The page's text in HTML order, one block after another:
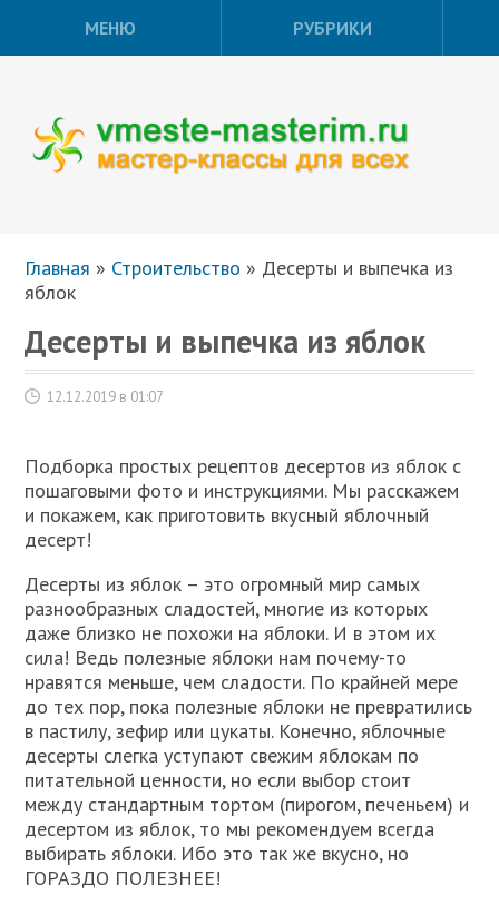
МЕНЮ РУБРИКИ
Главная » Строительство » Десерты и выпечка из
яблок
Десерты и выпечка из яблок
12.12.2019 в 01:07
Подборка простых рецептов десертов из яблок с
пошаговыми фото и инструкциями. Мы расскажем
и покажем, как приготовить вкусный яблочный
десерт!
Десерты из яблок – это огромный мир самых
разнообразных сладостей, многие из которых
даже близко не похожи на яблоки. И в этом их
сила! Ведь полезные яблоки нам почему-то
нравятся меньше, чем сладости. По крайней мере
до тех пор, пока полезные яблоки не превратились
в пастилу, зефир или цукаты. Конечно, яблочные
десерты слегка уступают свежим яблокам по
питательной ценности, но если выбор стоит
между стандартным тортом (пирогом, печеньем) и
десертом из яблок, то мы рекомендуем всегда
выбирать яблоки. Ибо это так же вкусно, но
ГОРАЗДО ПОЛЕЗНЕЕ!